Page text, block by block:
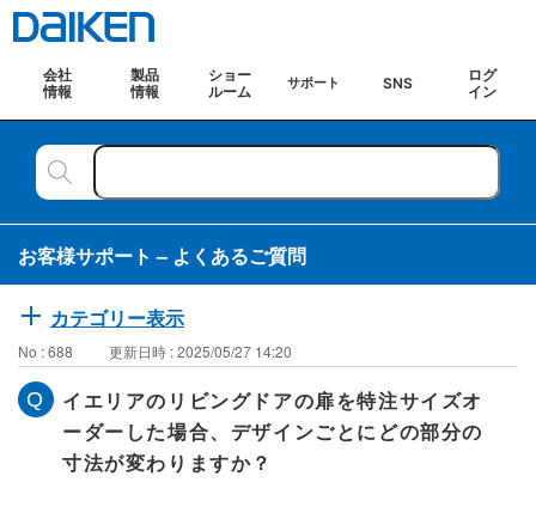
会社
情報
製品
情報
ショー
ルーム
サポート SNS
ログ
イン
お客様サポート – よくあるご質問
カテゴリー表示
No : 688 更新日時 : 2025/05/27 14:20
イエリアのリビングドアの扉を特注サイズオ
ーダーした場合、デザインごとにどの部分の
寸法が変わりますか？